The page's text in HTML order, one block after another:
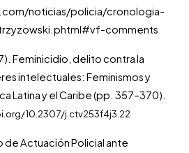
noticias/policia/cronologia-
comments
Feminicidio, delito contra la
intelectuales: Feminismos y
Latina y el Caribe (pp. 357–370).
10.2307/j.ctv253f4j3.22
Actuación Policial ante